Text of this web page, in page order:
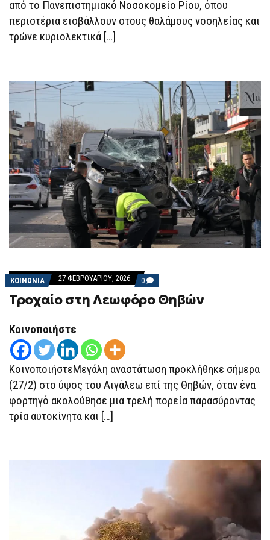
ΤΟΥ
ΡΊΟΥ
από το Πανεπιστημιακό Νοσοκομείο Ρίου, όπου
περιστέρια εισβάλλουν στους θαλάμους νοσηλείας και
τρώνε κυριολεκτικά […]
ΚΟΙΝΩΝΙΑ 27 ΦΕΒΡΟΥΑΡΊΟΥ, 2026 0 COMMENTS
ON
ΤΡΟΧΑΊΟ
ΣΤΗ
Τροχαίο στη Λεωφόρο Θηβών
Κοινοποιήστε
ΚοινοποιήστεΜεγάλη αναστάτωση προκλήθηκε σήμερα
(27/2) στο ύψος του Αιγάλεω επί της Θηβών, όταν ένα
φορτηγό ακολούθησε μια τρελή πορεία παρασύροντας
τρία αυτοκίνητα και […]